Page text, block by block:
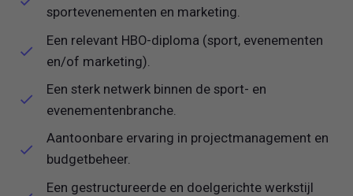
sportevenementen en marketing.
Een relevant HBO-diploma (sport, evenementen
en/of marketing).
Een sterk netwerk binnen de sport- en
evenementenbranche.
Aantoonbare ervaring in projectmanagement en
budgetbeheer.
Een gestructureerde en doelgerichte werkstijl